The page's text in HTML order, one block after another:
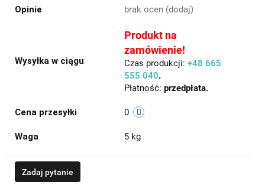
Opinie brak ocen (dodaj)
Wysyłka w ciągu
Produkt na
zamówienie!
Czas produkcji: +48 665
555 040.
Płatność: przedpłata.
Cena przesyłki 0
Waga 5 kg
Zadaj pytanie